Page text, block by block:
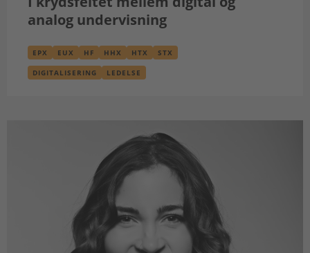
analog undervisning
EPX EUX HF HHX HTX STX
DIGITALISERING LEDELSE